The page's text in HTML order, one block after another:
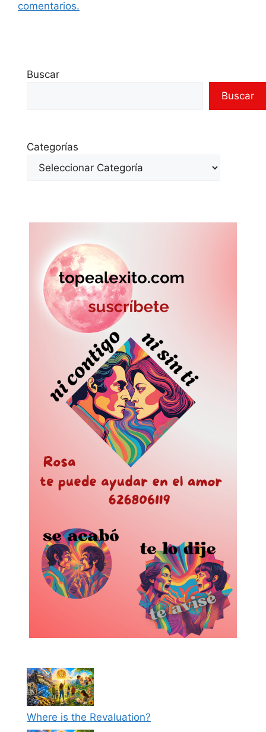
comentarios.
Buscar
Buscar
Categorías
Where is the Revaluation?